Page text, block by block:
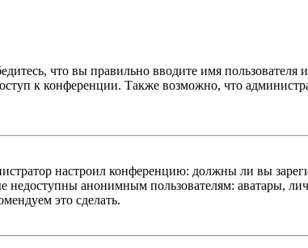
что вы правильно вводите имя
к конференции. Также возможно, что
настроил конференцию: должны ли вы
недоступны анонимным пользователям: аватары,
это сделать.